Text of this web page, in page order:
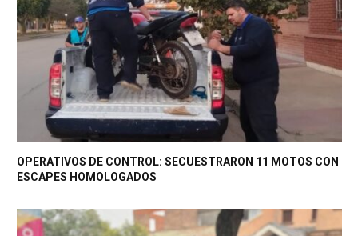
OPERATIVOS DE CONTROL: SECUESTRARON 11 MOTOS CON
ESCAPES HOMOLOGADOS